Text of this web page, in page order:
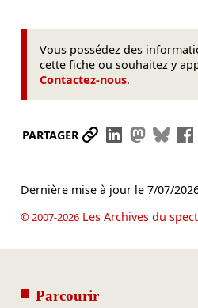
Vous possédez des
cette fiche ou souhaitez y
Contactez-nous.
PARTAGER Partager le lien
Partager
Dernière mise à jour le 7/07/
© 2007-2026Les Archives du
Parcourir